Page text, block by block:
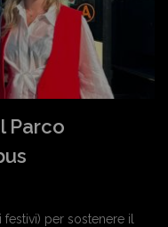
Parco
per sostenere il